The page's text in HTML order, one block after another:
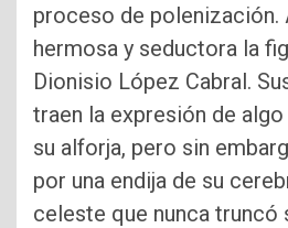
proceso de polenización.
hermosa y seductora la
Dionisio López Cabral.
traen la expresión de
su alforja, pero sin
por una endija de su
celeste que nunca truncó